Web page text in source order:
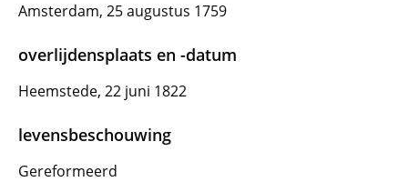
Amsterdam, 25 augustus 1759
overlijdensplaats en -datum
Heemstede, 22 juni 1822
levensbeschouwing
Gereformeerd